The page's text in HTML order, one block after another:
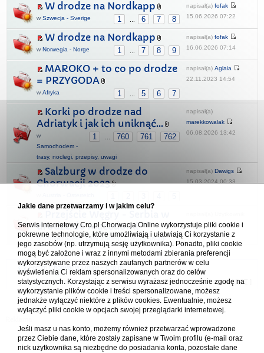
W drodze na Nordkapp
1 6 7 8
w Szwecja - Sverige
napisał(a) fofak
15.06.2026 07:22
W drodze na Nordkapp
1 7 8 9
w Norwegia - Norge
napisał(a) fofak
16.06.2026 07:14
MAROKO + to co po drodze
= PRZYGODA
1 5 6 7
w Afryka
napisał(a) Aglaia
22.11.2023 14:54
Korki po drodze nad
Adriatyk i jak ich uniknąć...
1 760 761 762
w
Samochodem -
trasy, noclegi, przepisy, uwagi
napisał(a)
marekkowalak
06.08.2026 13:42
Salzburg w drodze do
Chorwacji 2023
napisał(a) Dawigs
15.03.2024 00:33
drodze do Macedonii
wSamochodem - trasy, noclegi, przepisy, uwagi
usunięty
20.07.2025 09:03
Forum Chorwacja Online - Cro.pl
Usuń ciasteczka• Strefa czasowa: UTC + 1 (Polska - czas zimowy) [ DST
Jakie dane przetwarzamy i w jakim celu?
Serwis internetowy Cro.pl Chorwacja Online wykorzystuje pliki cookie i
pokrewne technologie, które umożliwiają i ułatwiają Ci korzystanie z
jego zasobów (np. utrzymują sesję użytkownika). Ponadto, pliki cookie
mogą być założone i wraz z innymi metodami zbierania preferencji
wykorzystywane przez naszych zaufanych partnerów w celu
wyświetlenia Ci reklam spersonalizowanych oraz do celów
statystycznych. Korzystając z serwisu wyrażasz jednocześnie zgodę na
wykorzystanie plików cookie i treści spersonalizowane, możesz
jednakże wyłączyć niektóre z plików cookies. Ewentualnie, możesz
wyłączyć pliki cookie w opcjach swojej przeglądarki internetowej.
Jeśli masz u nas konto, możemy również przetwarzać wprowadzone
przez Ciebie dane, które zostały zapisane w Twoim profilu (e-mail oraz
nick użytkownika są niezbędne do posiadania konta, pozostałe dane